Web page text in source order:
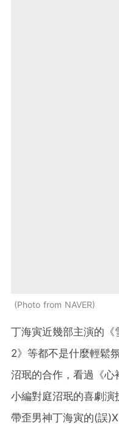
Photo from NAVER
丁海寅近幾部主演的《
2》等都不是什麼輕鬆
沼珉的合作，看過《
小編對庭沼珉的喜劇
帶歪男神丁海寅的(誤